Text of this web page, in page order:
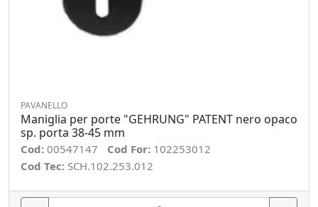
PAVANELLO
Maniglia per porte "GEHRUNG" PATENT nero opaco
sp. porta 38-45 mm
Cod: 00547147 Cod For: 102253012
Cod Tec: SCH.102.253.012